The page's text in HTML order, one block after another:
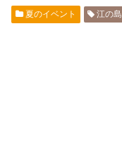
夏のイベント 江の島